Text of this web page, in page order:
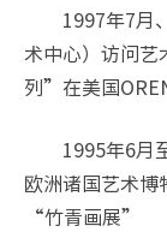
1997年7月
术中心）访问
列”在美国
1995年6月
欧洲诸国艺术
“竹青画展”